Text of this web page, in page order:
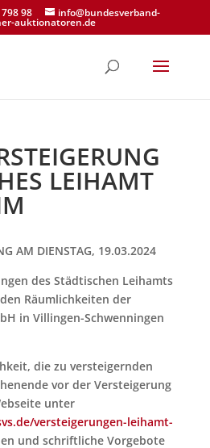
98 info@bundesverband-
auktionatoren.de
LEIHAMT
AM DIENSTAG, 19.03.2024
des Städtischen Leihamts
Räumlichkeiten der
in Villingen-Schwenningen
die zu versteigernden
vor der Versteigerung
unter
versteigerungen-leihamt-
und schriftliche Vorgebote